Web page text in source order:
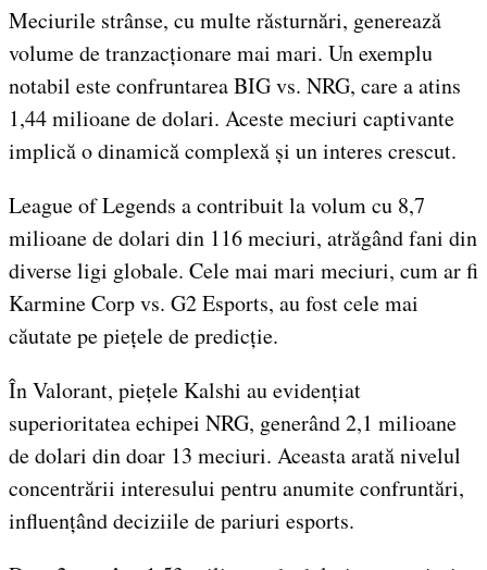
Meciurile strânse, cu multe răsturnări, generează
volume de tranzacționare mai mari. Un exemplu
notabil este confruntarea BIG vs. NRG, care a atins
1,44 milioane de dolari. Aceste meciuri captivante
implică o dinamică complexă și un interes crescut.
League of Legends a contribuit la volum cu 8,7
milioane de dolari din 116 meciuri, atrăgând fani din
diverse ligi globale. Cele mai mari meciuri, cum ar fi
Karmine Corp vs. G2 Esports, au fost cele mai
căutate pe piețele de predicție.
În Valorant, piețele Kalshi au evidențiat
superioritatea echipei NRG, generând 2,1 milioane
de dolari din doar 13 meciuri. Aceasta arată nivelul
concentrării interesului pentru anumite confruntări,
influențând deciziile de pariuri esports.